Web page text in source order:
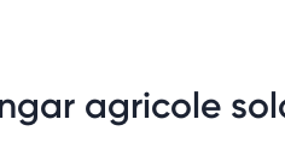
agricole